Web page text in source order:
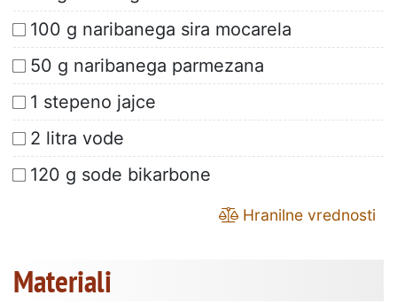
100 g naribanega sira mocarela
50 g naribanega parmezana
1 stepeno jajce
2 litra vode
120 g sode bikarbone
Hranilne vrednosti
Materiali